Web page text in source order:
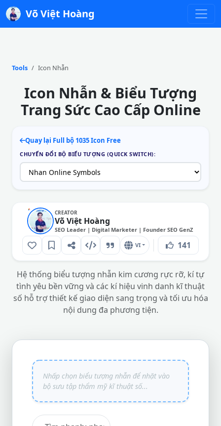
Võ Việt Hoàng
Tools Icon Nhẫn
Icon Nhẫn & Biểu Tượng
Trang Sức Cao Cấp Online
Quay lại Full bộ 1035 Icon Free
CHUYỂN ĐỔI BỘ BIỂU TƯỢNG (QUICK SWITCH):
CREATOR
Võ Việt Hoàng
SEO Leader | Digital Marketer | Founder SEO GenZ
VI 141
Hệ thống biểu tượng nhẫn kim cương rực rỡ, kí tự
tình yêu bền vững và các kí hiệu vinh danh kĩ thuật
số hỗ trợ thiết kế giao diện sang trọng và tối ưu hóa
nội dung đa phương tiện.